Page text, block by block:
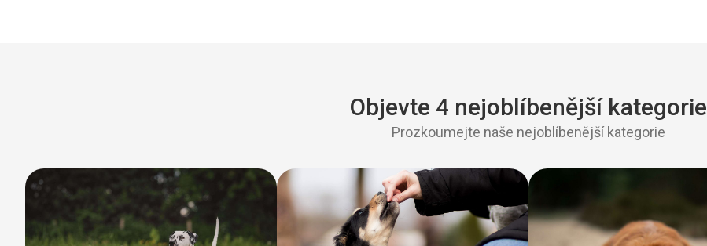
Objevte 4 nejoblíbenější kategorie
Prozkoumejte naše nejoblíbenější kategorie